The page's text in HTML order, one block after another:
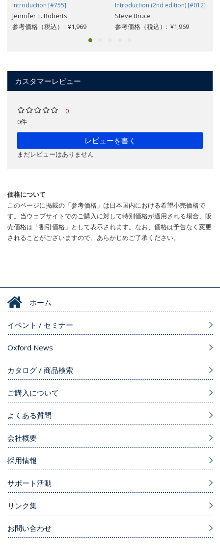
Introduction [#755]
Jennifer T. Roberts
参考価格（税込）: ¥1,969
Introduction (2nd edition) [#012]
Steve Bruce
参考価格（税込）: ¥1,969
カスタマーレビュー
0
0件
レビューを書く
まだレビューはありません
価格について
このページに掲載の「参考価格」は日本国内における希望小売価格で
す。当ウェブサイトでのご購入に対して特別価格が適用される場合、販
売価格は「割引価格」として表示されます。なお、価格は予告なく変更
されることがございますので、あらかじめご了承ください。
ホーム
イベント / セミナー
Oxford News
カタログ / 商品検索
ご購入について
よくある質問
会社概要
採用情報
サポート活動
リンク集
お問い合わせ